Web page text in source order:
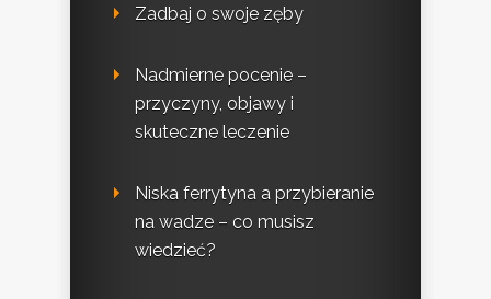
Zadbaj o swoje zęby
Nadmierne pocenie –
przyczyny, objawy i
skuteczne leczenie
Niska ferrytyna a przybieranie
na wadze – co musisz
wiedzieć?